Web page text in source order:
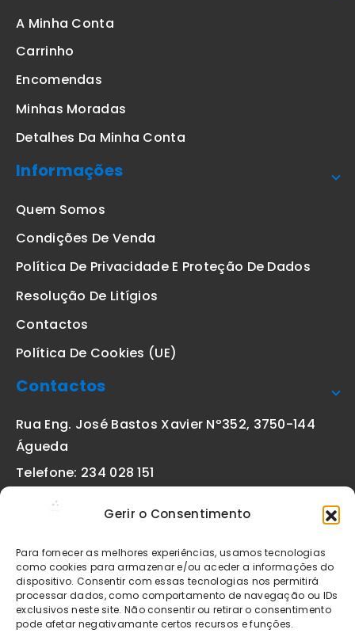
Gerir o Consentimento
Para fornecer as melhores experiências, usamos tecnologias
como cookies para armazenar e/ou aceder a informações do
dispositivo. Consentir com essas tecnologias nos permitirá
processar dados, como comportamento de navegação ou IDs
exclusivos neste site. Não consentir ou retirar o consentimento
pode afetar negativamante certos recursos e funções.
A Minha Conta
Carrinho
Encomendas
Minhas Moradas
Detalhes Da Minha Conta
Informações
Quem Somos
Condições De Venda
Política De Privacidade E Proteção De Dados
Resolução De Litígios
Contactos
Política De Cookies (UE)
Contactos
Rua Eng. José Bastos Xavier Nº352, 3750-144
Águeda
Telefone: 234 028 151
geral@etiquetas-online.pt
Os preços indicados incluem IVA à taxa legal em vigor. Todos
os artigos apresentados no site encontram-se sujeitos à
disponibilidade de stock após confirmação da encomenda. As